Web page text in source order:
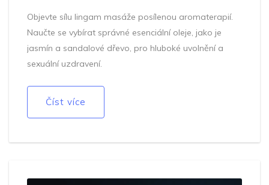
Objevte sílu lingam masáže posílenou aromaterapií.
Naučte se vybírat správné esenciální oleje, jako je
jasmín a sandalové dřevo, pro hluboké uvolnění a
sexuální uzdravení.
Číst více